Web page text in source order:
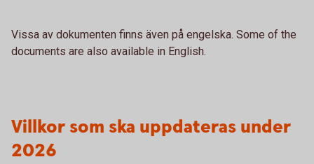
Vissa av dokumenten finns även på engelska. Some of the
documents are also available in English.
Villkor som ska uppdateras under
2026